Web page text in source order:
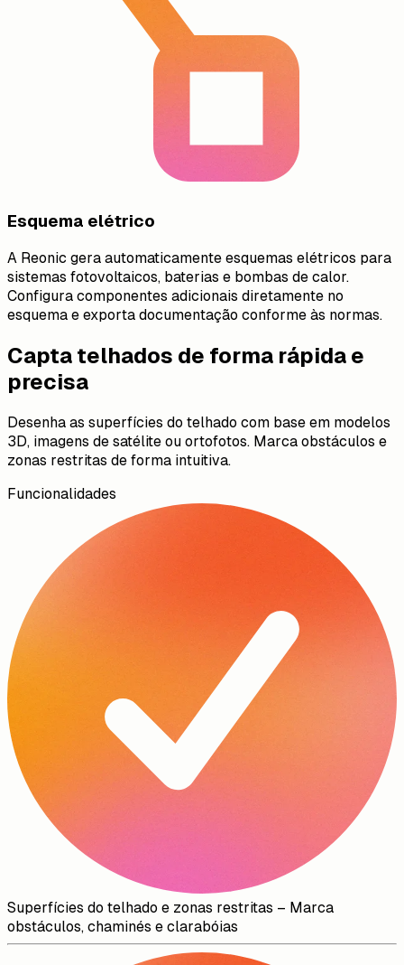
Esquema elétrico
A Reonic gera automaticamente esquemas elétricos para
sistemas fotovoltaicos, baterias e bombas de calor.
Configura componentes adicionais diretamente no
esquema e exporta documentação conforme às normas.
Capta telhados de forma rápida e
precisa
Desenha as superfícies do telhado com base em modelos
3D, imagens de satélite ou ortofotos. Marca obstáculos e
zonas restritas de forma intuitiva.
Funcionalidades
Superfícies do telhado e zonas restritas – Marca
obstáculos, chaminés e clarabóias